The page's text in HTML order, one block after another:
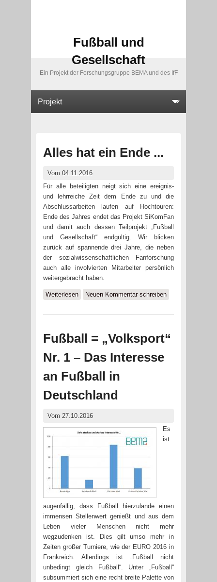
Fußball und
Gesellschaft
Ein Projekt der Forschungsgruppe BEMA und des IfF
Alles hat ein Ende ...
Vom 04.11.2016
Für alle beteiligten neigt sich eine ereignis-
und lehrreiche Zeit dem Ende zu und die
Abschlussarbeiten laufen auf Hochtouren:
Ende des Jahres endet das Projekt SiKomFan
und damit auch dessen Teilprojekt „Fußball
und Gesellschaft“ endgültig. Wir blicken
zurück auf spannende drei Jahre, die neben
der sozialwissenschaftlichen Fanforschung
auch alle involvierten Mitarbeiter persönlich
weitergebracht haben.
Weiterlesenüber Alles hat ein Ende ...
Neuen Kommentar schreiben
Fußball = „Volksport“
Nr. 1 – Das Interesse
an Fußball in
Deutschland
Vom 27.10.2016
Es
ist
augenfällig, dass Fußball hierzulande einen
immensen Stellenwert genießt und aus dem
Leben vieler Menschen nicht mehr
wegzudenken ist. Dies gilt umso mehr in
Zeiten großer Turniere, wie der EURO 2016 in
Frankreich. Allerdings ist „Fußball nicht
unbedingt gleich Fußball“. Unter „Fußball“
subsummiert sich eine recht breite Palette von